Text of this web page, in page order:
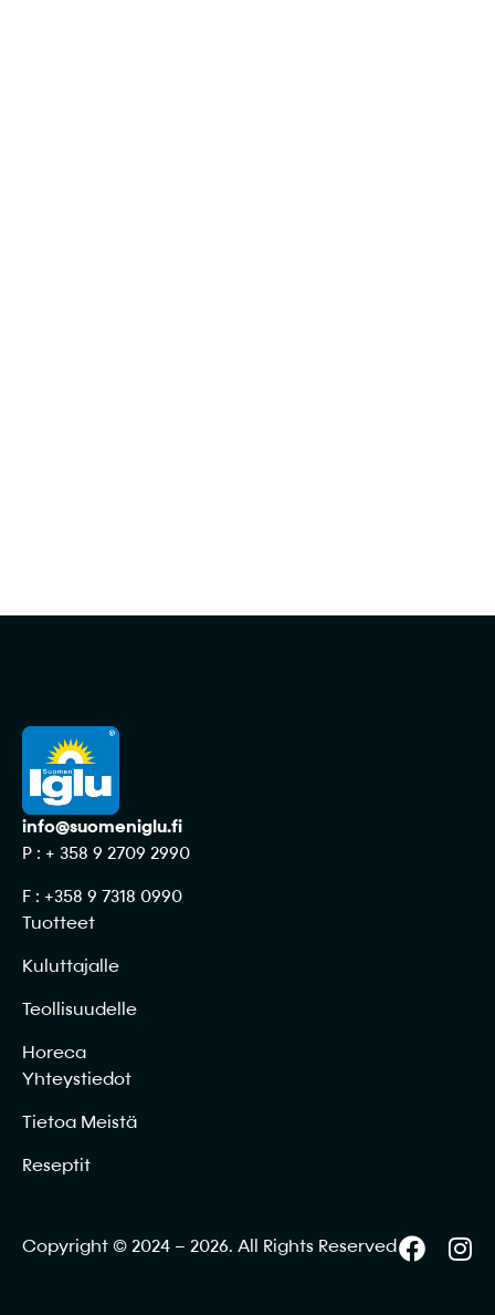
info@suomeniglu.fi
P : + 358 9 2709 2990
F : +358 9 7318 0990
Tuotteet
Kuluttajalle
Teollisuudelle
Horeca
Yhteystiedot
Tietoa Meistä
Reseptit
Copyright © 2024 – 2026. All Rights Reserved